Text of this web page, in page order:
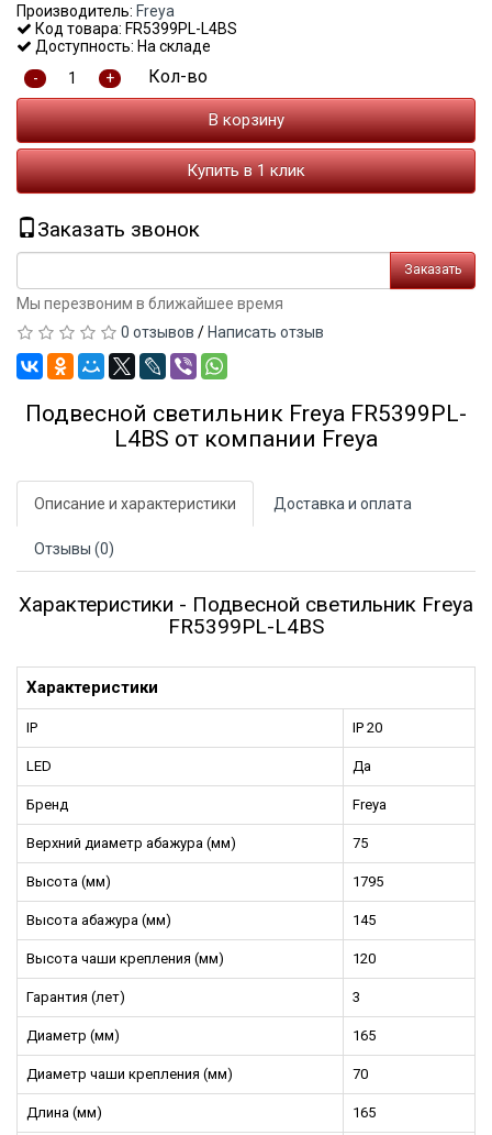
Производитель: Freya
Код товара: FR5399PL-L4BS
Доступность: На складе
Кол-во
- +
В корзину
Купить в 1 клик
Заказать звонок
Заказать
Мы перезвоним в ближайшее время
0 отзывов / Написать отзыв
Подвесной светильник Freya FR5399PL-
L4BS от компании Freya
Описание и характеристики Доставка и оплата
Отзывы (0)
Характеристики - Подвесной светильник Freya
FR5399PL-L4BS
Характеристики
IP IP 20
LED Да
Бренд Freya
Верхний диаметр абажура (мм) 75
Высота (мм) 1795
Высота абажура (мм) 145
Высота чаши крепления (мм) 120
Гарантия (лет) 3
Диаметр (мм) 165
Диаметр чаши крепления (мм) 70
Длина (мм) 165